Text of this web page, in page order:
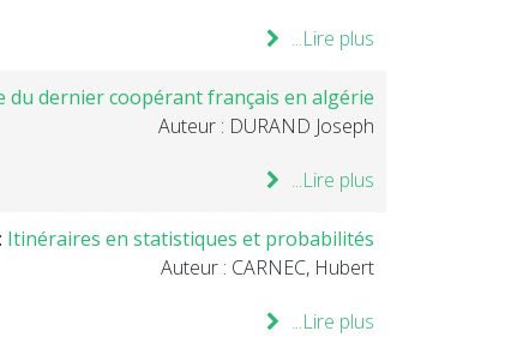
Lire plus...
du dernier coopérant français en algérie
Auteur : DURAND Joseph
Lire plus...
Itinéraires en statistiques et probabilités
Auteur : CARNEC, Hubert
Lire plus...